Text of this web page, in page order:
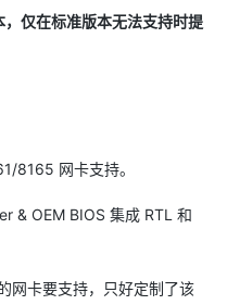
仅在标准版本无法支持时提
8165 网卡支持。
& OEM BIOS 集成 RTL 和
网卡要支持，只好定制了该